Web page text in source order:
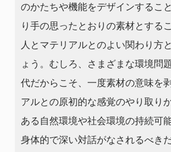
のかたちや機能をデザインするこ
り手の思ったとおりの素材とする
人とマテリアルとのよい関わり方
ょう。むしろ、さまざまな環境問
代だからこそ、一度素材の意味を
アルとの原初的な感覚のやり取り
ある自然環境や社会環境の持続可
身体的で深い対話がなされるべき